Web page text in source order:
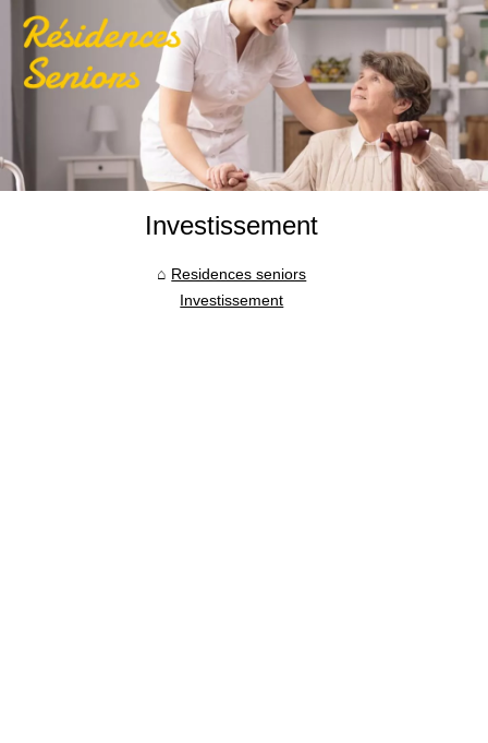
Investissement
Residences seniors
Investissement